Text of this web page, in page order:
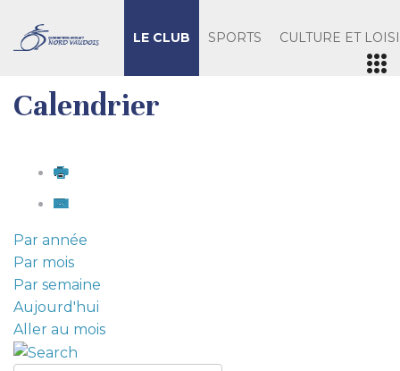
LE CLUB SPORTS CULTURE ET
Calendrier
Par année
Par mois
Par semaine
Aujourd'hui
Aller au mois